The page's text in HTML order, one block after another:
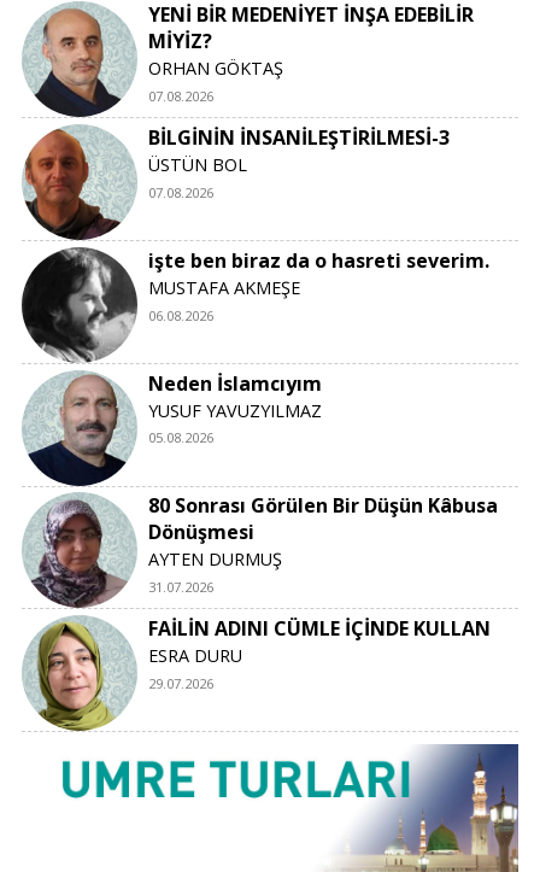
YENİ BİR MEDENİYET İNŞA EDEBİLİR
MİYİZ?
ORHAN GÖKTAŞ
07.08.2026
BİLGİNİN İNSANİLEŞTİRİLMESİ-3
ÜSTÜN BOL
07.08.2026
işte ben biraz da o hasreti severim.
MUSTAFA AKMEŞE
06.08.2026
Neden İslamcıyım
YUSUF YAVUZYILMAZ
05.08.2026
80 Sonrası Görülen Bir Düşün Kâbusa
Dönüşmesi
AYTEN DURMUŞ
31.07.2026
FAİLİN ADINI CÜMLE İÇİNDE KULLAN
ESRA DURU
29.07.2026